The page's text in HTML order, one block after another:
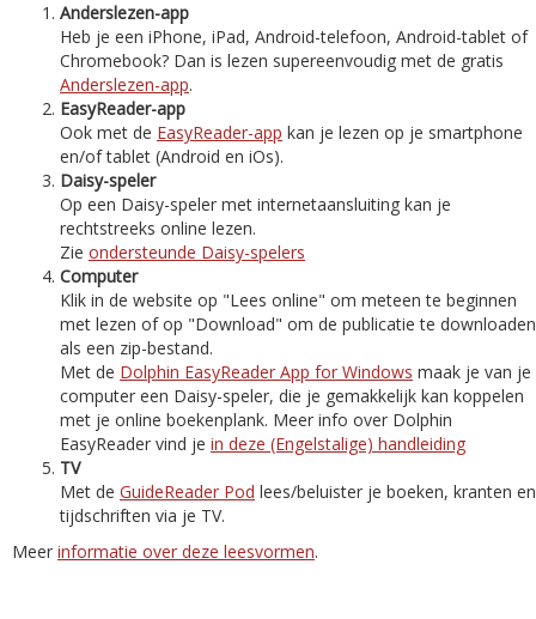
Anderslezen-app
Heb je een iPhone, iPad, Android-telefoon, Android-tablet of
Chromebook? Dan is lezen supereenvoudig met de gratis
Anderslezen-app.
EasyReader-app
Ook met de EasyReader-app kan je lezen op je smartphone
en/of tablet (Android en iOs).
Daisy-speler
Op een Daisy-speler met internetaansluiting kan je
rechtstreeks online lezen.
Zie ondersteunde Daisy-spelers
Computer
Klik in de website op "Lees online" om meteen te beginnen
met lezen of op "Download" om de publicatie te downloaden
als een zip-bestand.
Met de Dolphin EasyReader App for Windows maak je van je
computer een Daisy-speler, die je gemakkelijk kan koppelen
met je online boekenplank. Meer info over Dolphin
EasyReader vind je in deze (Engelstalige) handleiding
TV
Met de GuideReader Pod lees/beluister je boeken, kranten en
tijdschriften via je TV.
Meer informatie over deze leesvormen.